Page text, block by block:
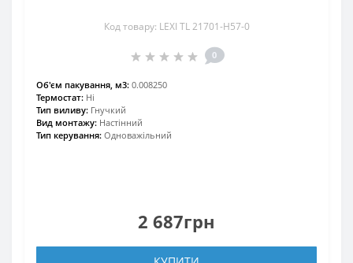
Код товару: LEXI TL 21701-H57-0
0
Об'єм пакування, м3: 0.008250
Термостат: Ні
Тип виливу: Гнучкий
Вид монтажу: Настінний
Тип керування: Одноважільний
2 687грн